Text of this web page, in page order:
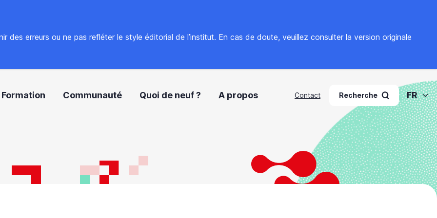
des erreurs ou ne pas refléter le style éditorial de l’institut. En cas de doute, veuillez consulter la version originale
Formation Communauté Quoi de neuf ? A propos Contact Recherche FR